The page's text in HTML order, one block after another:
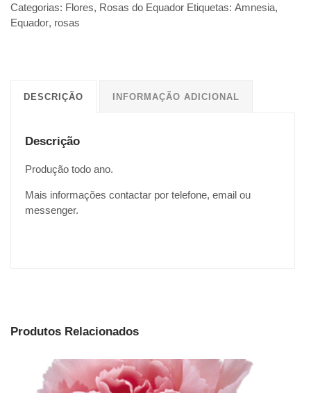
Categorias: Flores, Rosas do Equador Etiquetas: Amnesia,
Equador, rosas
DESCRIÇÃO INFORMAÇÃO ADICIONAL
Descrição
Produção todo ano.
Mais informações contactar por telefone, email ou
messenger.
Produtos Relacionados